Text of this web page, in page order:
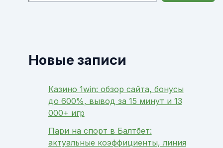
Новые записи
Казино 1win: обзор сайта, бонусы
до 600%, вывод за 15 минут и 13
000+ игр
Пари на спорт в Балтбет:
актуальные коэффициенты, линия